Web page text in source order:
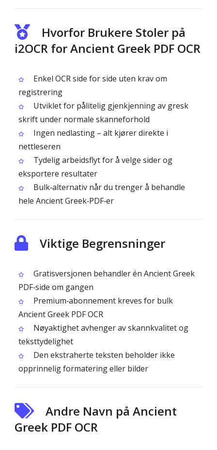
Hvorfor Brukere Stoler på
i2OCR for Ancient Greek PDF OCR
Enkel OCR side for side uten krav om
registrering
Utviklet for pålitelig gjenkjenning av gresk
skrift under normale skanneforhold
Ingen nedlasting – alt kjører direkte i
nettleseren
Tydelig arbeidsflyt for å velge sider og
eksportere resultater
Bulk‑alternativ når du trenger å behandle
hele Ancient Greek‑PDF‑er
Viktige Begrensninger
Gratisversjonen behandler én Ancient Greek
PDF‑side om gangen
Premium‑abonnement kreves for bulk
Ancient Greek PDF OCR
Nøyaktighet avhenger av skannkvalitet og
teksttydelighet
Den ekstraherte teksten beholder ikke
opprinnelig formatering eller bilder
Andre Navn på Ancient
Greek PDF OCR